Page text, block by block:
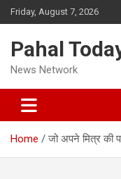
Skip
to
Friday, August 7, 2026
Pahal
News Network
Home जो अपने मित्र की